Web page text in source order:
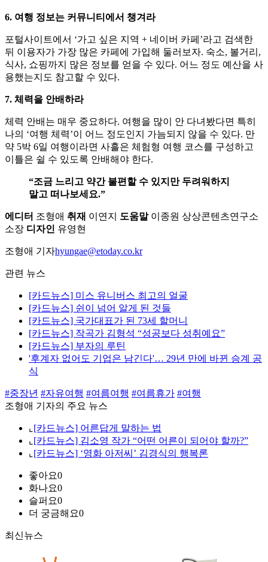
6. 여행 정보는 커뮤니티에서 챙겨라
포털사이트에서 ‘가고 싶은 지역 + 네이버 카페’라고 검색한
뒤 이용자가 가장 많은 카페에 가입해 둘러보자. 숙소, 볼거리,
식사, 쇼핑까지 많은 정보를 얻을 수 있다. 어느 정도 예산을 사
용했는지도 참고할 수 있다.
7. 체력을 안배하라
체력 안배는 매우 중요하다. 여행을 많이 안 다녀봤다면 특히
나의 ‘여행 체력’이 어느 정도인지 가늠되지 않을 수 있다. 만
약 5박 6일 여행이라면 사흘은 체험형 여행 코스를 구성하고
이틀은 쉴 수 있도록 안배해야 한다.
“조금 느리고 약간 불편할 수 있지만 두려워하지
말고 떠나보세요.”
에디터 조형애 취재 이연지 도움말 이종원 상상콘텐츠연구소
소장 디자인 유영현
조형애 기자hyungae@etoday.co.kr
관련 뉴스
[카드뉴스] 미스 유니버스 최고의 얼굴
[카드뉴스] 쉰이 넘어 알게 된 것들
[카드뉴스] 국가대표가 된 73세 할머니
[카드뉴스] 작곡가 김형석 “성공보다 성취예요”
[카드뉴스] 부자의 루틴
'후계자 없어도 기업은 남긴다'… 29년 만에 바뀐 승계 공
식
#중장년 #자유여행 #여름여행 #여름휴가 #여행
조형애 기자의 주요 뉴스
⌞ [카드뉴스] 어른답게 말하는 법
⌞ [카드뉴스] 김소영 작가 “어떤 어른이 되어야 할까?”
⌞ [카드뉴스] ‘영화 아저씨’ 김경식의 행복론
좋아요0
화나요0
슬퍼요0
더 궁금해요0
최신뉴스